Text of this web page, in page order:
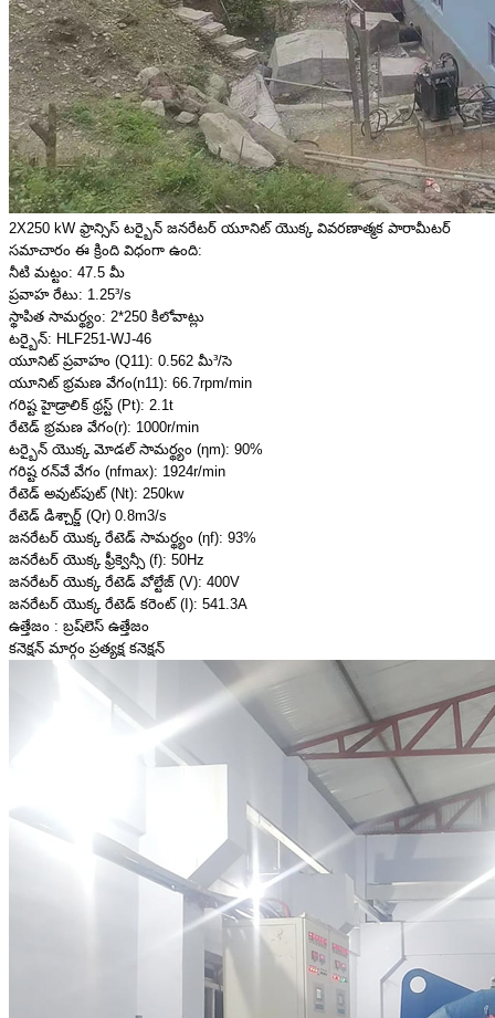
2X250 kW ఫ్రాన్సిస్ టర్బైన్ జనరేటర్ యూనిట్ యొక్క వివరణాత్మక పారామీటర్
సమాచారం ఈ క్రింది విధంగా ఉంది:
నీటి మట్టం: 47.5 మీ
ప్రవాహ రేటు: 1.25³/s
స్థాపిత సామర్థ్యం: 2*250 కిలోవాట్లు
టర్బైన్: HLF251-WJ-46
యూనిట్ ప్రవాహం (Q11): 0.562 మీ³/సె
యూనిట్ భ్రమణ వేగం(n11): 66.7rpm/min
గరిష్ట హైడ్రాలిక్ థ్రస్ట్ (Pt): 2.1t
రేటెడ్ భ్రమణ వేగం(r): 1000r/min
టర్బైన్ యొక్క మోడల్ సామర్థ్యం (ηm): 90%
గరిష్ట రన్‌వే వేగం (nfmax): 1924r/min
రేటెడ్ అవుట్‌పుట్ (Nt): 250kw
రేటెడ్ డిశ్చార్జ్ (Qr) 0.8m3/s
జనరేటర్ యొక్క రేటెడ్ సామర్థ్యం (ηf): 93%
జనరేటర్ యొక్క ఫ్రీక్వెన్సీ (f): 50Hz
జనరేటర్ యొక్క రేటెడ్ వోల్టేజ్ (V): 400V
జనరేటర్ యొక్క రేటెడ్ కరెంట్ (I): 541.3A
ఉత్తేజం : బ్రష్‌లెస్ ఉత్తేజం
కనెక్షన్ మార్గం ప్రత్యక్ష కనెక్షన్